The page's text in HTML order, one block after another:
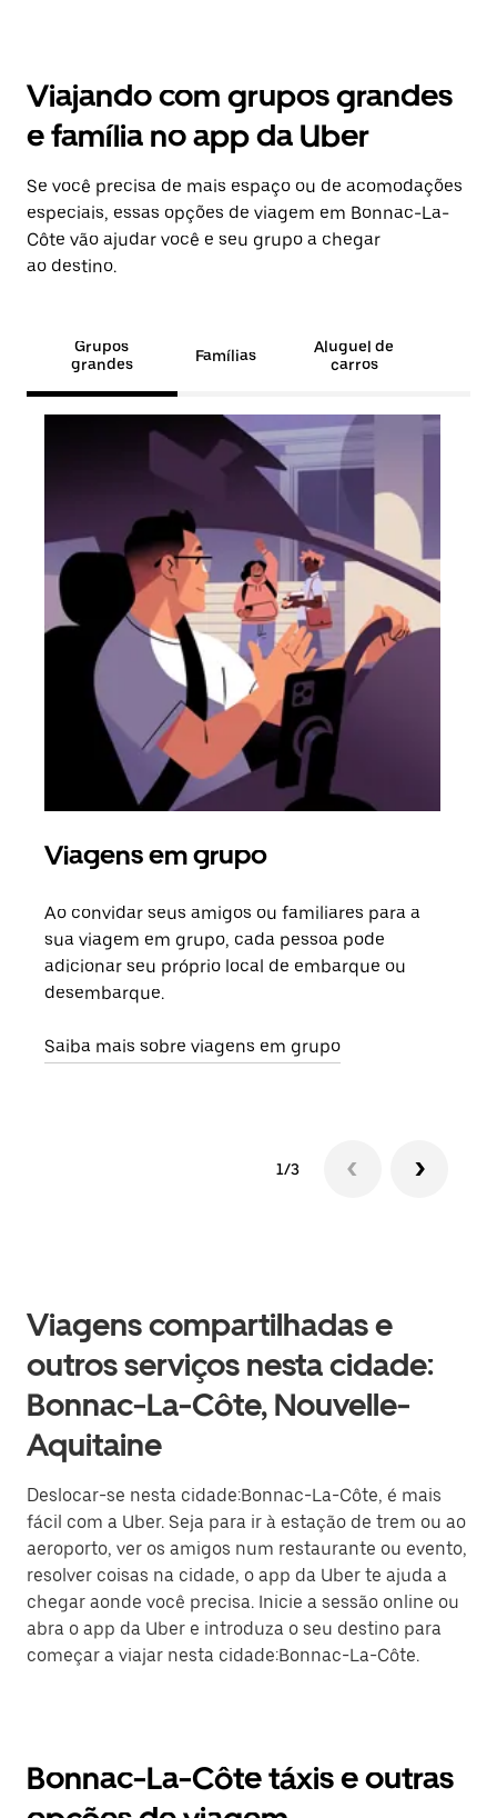
Viajando com grupos grandes
e família no app da Uber
Se você precisa de mais espaço ou de acomodações
especiais, essas opções de viagem em Bonnac-La-
Côte vão ajudar você e seu grupo a chegar
ao destino.
Grupos
grandes
Famílias
Aluguel de
carros
Viagens em grupo
Ao convidar seus amigos ou familiares para a
sua viagem em grupo, cada pessoa pode
adicionar seu próprio local de embarque ou
desembarque.
Saiba mais sobre viagens em grupo
1/3
Viagens compartilhadas e
outros serviços nesta cidade:
Bonnac-La-Côte, Nouvelle-
Aquitaine
Deslocar-se nesta cidade:Bonnac-La-Côte, é mais
fácil com a Uber. Seja para ir à estação de trem ou ao
aeroporto, ver os amigos num restaurante ou evento,
resolver coisas na cidade, o app da Uber te ajuda a
chegar aonde você precisa. Inicie a sessão online ou
abra o app da Uber e introduza o seu destino para
começar a viajar nesta cidade:Bonnac-La-Côte.
Bonnac-La-Côte táxis e outras